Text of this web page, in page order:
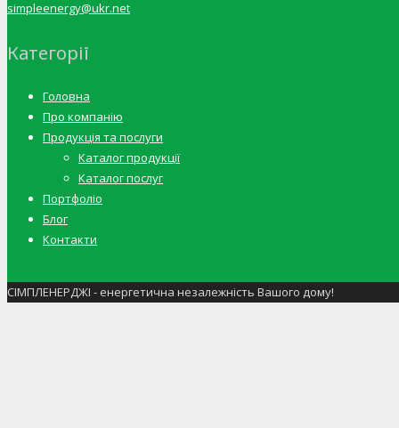
simpleenergy@ukr.net
Категорії
Головна
Про компанію
Продукція та послуги
Каталог продукції
Каталог послуг
Портфоліо
Блог
Контакти
СІМПЛЕНЕРДЖІ - енергетична незалежність Вашого дому!